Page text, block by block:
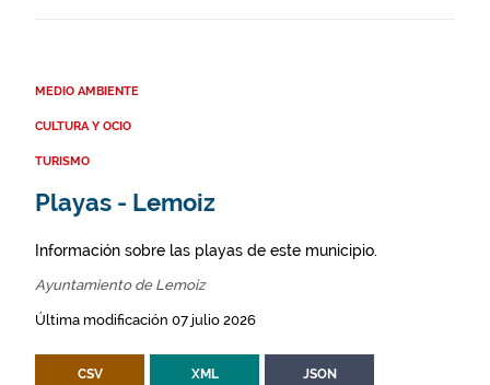
MEDIO AMBIENTE
CULTURA Y OCIO
TURISMO
Playas - Lemoiz
Información sobre las playas de este municipio.
Ayuntamiento de Lemoiz
Última modificación 07 julio 2026
CSV XML JSON